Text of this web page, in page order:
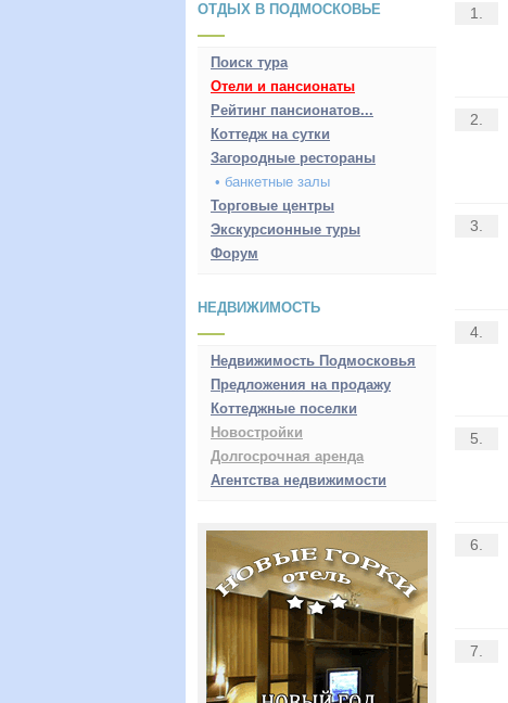
ОТДЫХ В ПОДМОСКОВЬЕ
Поиск тура
Отели и пансионаты
Рейтинг пансионатов...
Коттедж на сутки
Загородные рестораны
• банкетные залы
Торговые центры
Экскурсионные туры
Форум
НЕДВИЖИМОСТЬ
Недвижимость Подмосковья
Предложения на продажу
Коттеджные поселки
Новостройки
Долгосрочная аренда
Агентства недвижимости
1.
2.
3.
4.
5.
6.
7.